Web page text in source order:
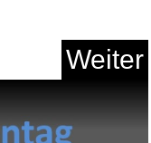
Weiter